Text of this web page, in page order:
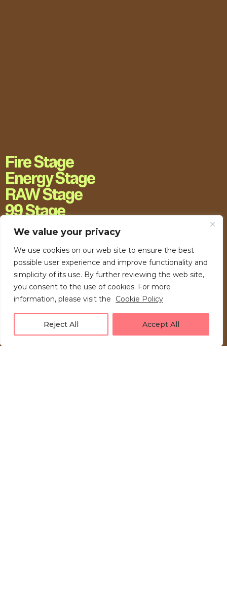
We value your privacy
We use cookies on our web site to ensure the best
possible user experience and improve functionality and
simplicity of its use. By further reviewing the web site,
you consent to the use of cookies. For more
information, please visit the
Cookie Policy
Reject All Accept All
Fire Stage
Energy Stage
RAW Stage
99 Stage
H20 Stage